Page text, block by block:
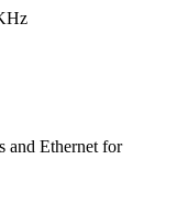
and Ethernet for